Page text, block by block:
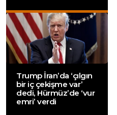
Trump İran’da ‘çılgın
bir iç çekişme var’
dedi, Hürmüz’de ‘vur
emri’ verdi